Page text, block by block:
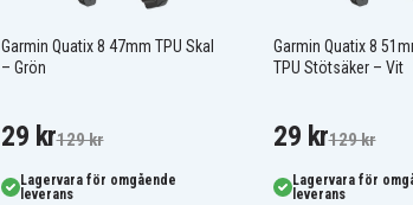
Garmin Quatix 8 47mm TPU Skal
– Grön
29 kr129 kr
Lagervara för omgående
leverans
Garmin Quatix 8
TPU Stötsäker – Vit
29 kr129 kr
Lagervara för
leverans